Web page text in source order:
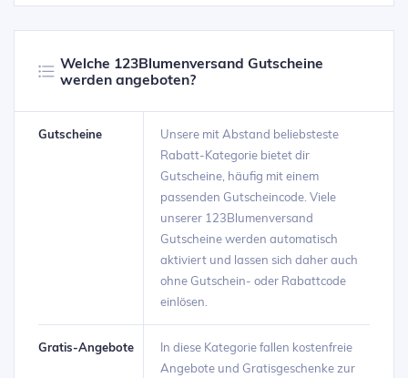
Welche 123Blumenversand Gutscheine
werden angeboten?
Gutscheine
Unsere mit Abstand beliebsteste
Rabatt-Kategorie bietet dir
Gutscheine, häufig mit einem
passenden Gutscheincode. Viele
unserer 123Blumenversand
Gutscheine werden automatisch
aktiviert und lassen sich daher auch
ohne Gutschein- oder Rabattcode
einlösen.
Gratis-Angebote
In diese Kategorie fallen kostenfreie
Angebote und Gratisgeschenke zur